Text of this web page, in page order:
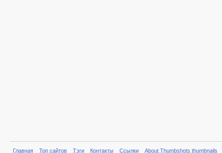
Главная Топ сайтов Тэги Контакты Ссылки About Thumbshots thumbnails